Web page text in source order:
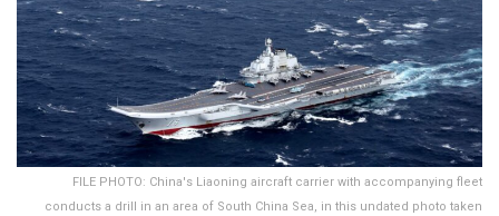
FILE PHOTO: China's Liaoning aircraft carrier with accompanying fleet
conducts a drill in an area of South China Sea, in this undated photo taken